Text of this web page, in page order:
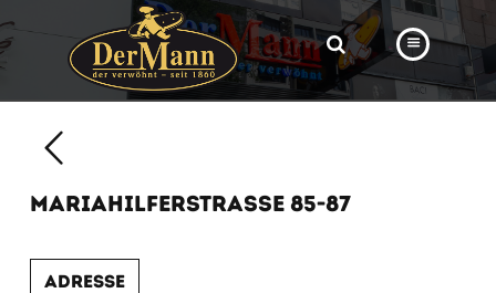
BÄCKEREI
MARIAHILFERSTRASSE 85-87
Adresse